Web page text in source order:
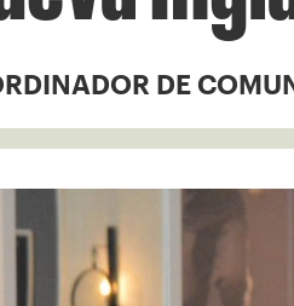
DE